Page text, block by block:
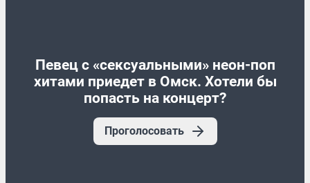
Певец с «сексуальными» неон-поп
хитами приедет в Омск. Хотели бы
попасть на концерт?
Проголосовать